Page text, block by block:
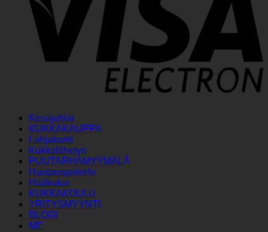
Kesäjuhlat
KUKKAKAUPPA
Lahjakortit
Kukkalähetys
PUUTARHAMYYMÄLÄ
Hautauspalvelu
Hääkukat
KUKKAKOULU
YRITYSMYYNTI
BLOGI
ME